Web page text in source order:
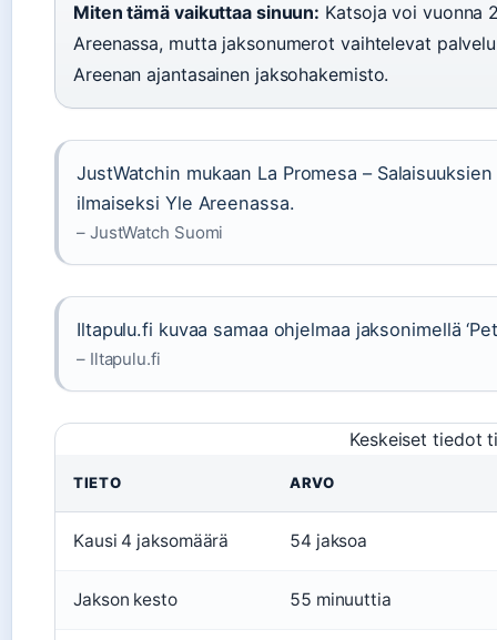
Miten tämä vaikuttaa sinuun: Katsoja voi vuonna
Areenassa, mutta jaksonumerot vaihtelevat
Areenan ajantasainen jaksohakemisto.
JustWatchin mukaan La Promesa –
ilmaiseksi Yle Areenassa.
– JustWatch Suomi
Iltapulu.fi kuvaa samaa ohjelmaa jaksonimellä
– Iltapulu.fi
Keskeiset tiedot
TIETO ARVO
Kausi 4 jaksomäärä 54 jaksoa
Jakson kesto 55 minuuttia